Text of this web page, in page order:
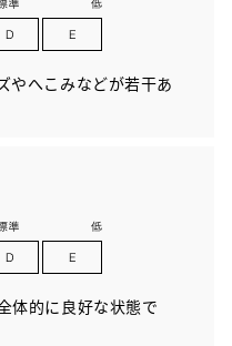
やへこみなどが若干あ
体的に良好な状態で